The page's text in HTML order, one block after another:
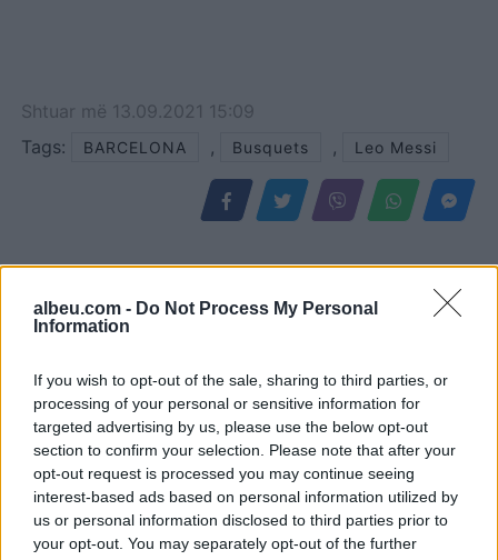
albeu.com - Do Not Process My Personal
Information
If you wish to opt-out of the sale, sharing to third parties, or
processing of your personal or sensitive information for
targeted advertising by us, please use the below opt-out
section to confirm your selection. Please note that after your
opt-out request is processed you may continue seeing
interest-based ads based on personal information utilized by
us or personal information disclosed to third parties prior to
your opt-out. You may separately opt-out of the further
Shtuar më 13.09.2021 15:09
Tags:
BARCELONA , Busquets , Leo Messi
Maresca piketon Enzo
Fernandezin si pasues të
Rodrit te Manchester City
Real Madridi heq dorë nga
përforcimet në mesfushë
pasi dështoi marrëveshja
me Rodrin